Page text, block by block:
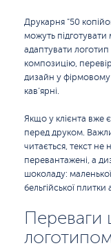
Друкарня "50
можуть підготувати
адаптувати логотип
композицію,
дизайн у фірмовому
кав’ярні.
Якщо у клієнта вже
перед друком.
читається, текст не
перевантажені, а
шоколаду:
бельгійської
Переваги